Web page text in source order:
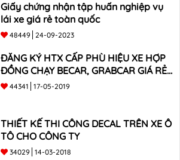
Giấy chứng nhận tập huấn nghiệp vụ
lái xe giá rẻ toàn quốc
48449 24-09-2023
ĐĂNG KÝ HTX CẤP PHÙ HIỆU XE HỢP
ĐỒNG CHẠY BECAR, GRABCAR GIÁ RẺ
NHẤT
44341 17-05-2019
THIẾT KẾ THI CÔNG DECAL TRÊN XE Ô
TÔ CHO CÔNG TY
34029 14-03-2018